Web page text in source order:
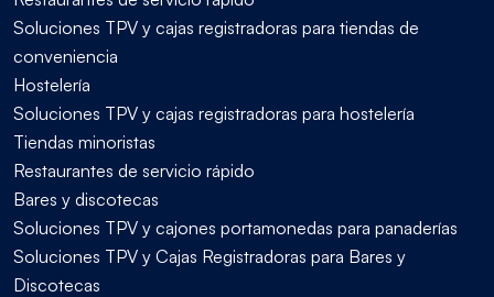
Soluciones TPV y cajas registradoras para tiendas de
conveniencia
Hostelería
Soluciones TPV y cajas registradoras para hostelería
Tiendas minoristas
Restaurantes de servicio rápido
Bares y discotecas
Soluciones TPV y cajones portamonedas para panaderías
Soluciones TPV y Cajas Registradoras para Bares y
Discotecas